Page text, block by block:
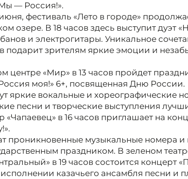
— Россия!».
июня, фестиваль «Лето в городе»
озере. В 18 часов здесь выступит дуэт
и электрогитары. Уникальное
подарит зрителям яркие эмоции и
центре «Мир» в 13 часов пройдет
моя!» 6+, посвященная Дню России.
яркие вокальные и хореографические
песни и творческие выступления
«Чапаевец» в 16 часов приглашает на
проникновенные музыкальные номера и
праздником. В зеленом
в 19 часов состоится концерт
казачьего ансамбля песни и